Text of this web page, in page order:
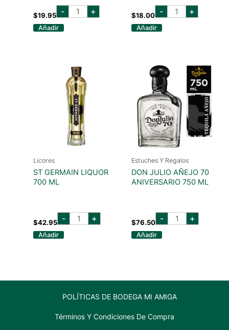
$19.95 - EL
JIMADOR
+
Añadir
$18.00 - MOM
LOVE +
Añadir
Licores
ST GERMAIN LIQUOR
700 ML
$42.95 - st
germain
+
Añadir
Estuches Y Regalos
DON JULIO AÑEJO 70
ANIVERSARIO 750 ML
$76.50 - don
julio +
Añadir
POLÍTICAS DE BODEGA MI AMIGA
Términos Y Condiciones De Compra